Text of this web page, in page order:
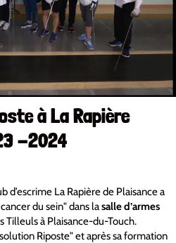
à La Rapière
-2024
d’escrime La Rapière de Plaisance a
du sein" dans lasalle d’armes
Tilleuls à Plaisance-du-Touch.
Riposte" et après sa formation